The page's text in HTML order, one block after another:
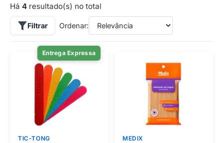
Há 4 resultado(s) no total
Filtrar Ordenar:
Entrega Expressa
TIC-TONG
MEDIX